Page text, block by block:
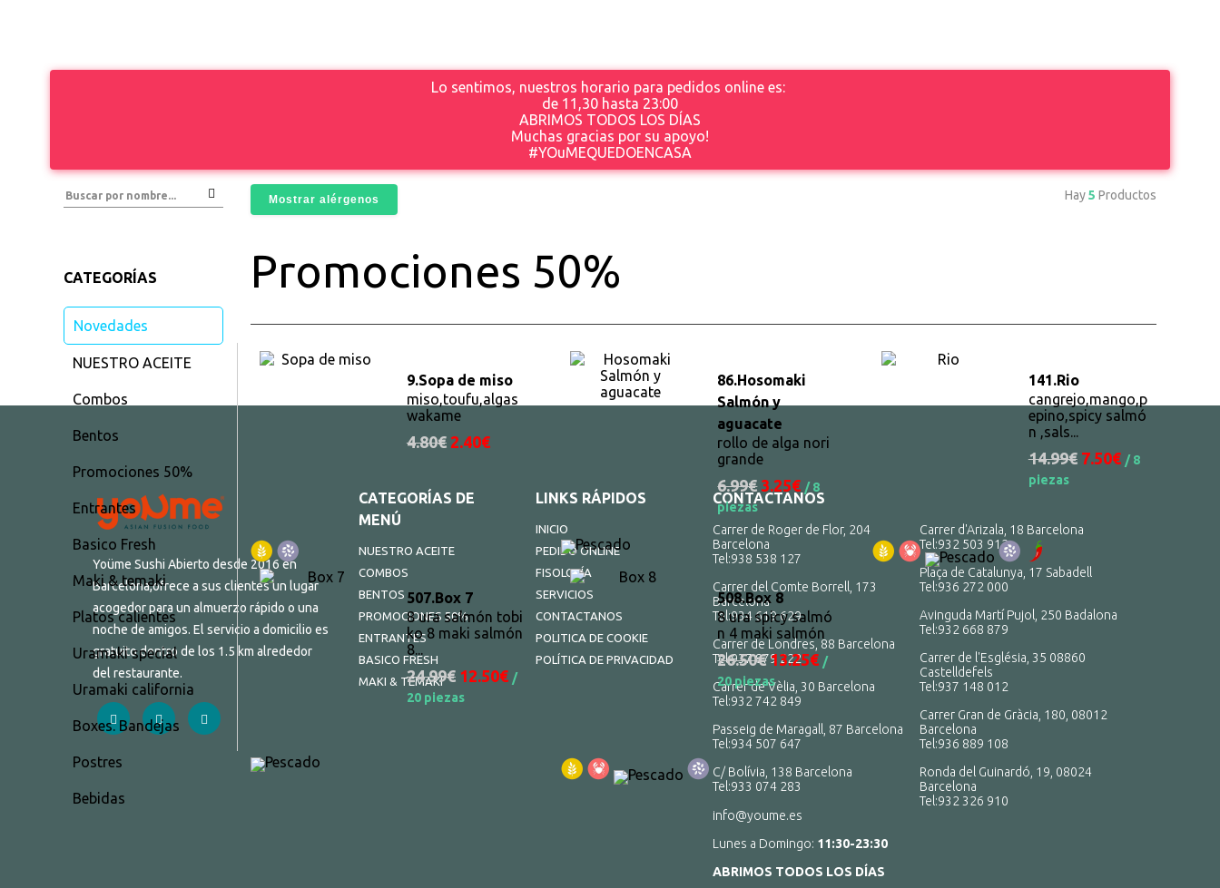
Lo sentimos, nuestros horario para pedidos online es:
de 11,30 hasta 23:00
ABRIMOS TODOS LOS DÍAS
Muchas gracias por su apoyo!
#YOuMEQUEDOENCASA
CATEGORÍAS
Novedades
NUESTRO ACEITE
Combos
Bentos
Promociones 50%
Entrantes
Basico Fresh
Maki & temaki
Platos calientes
Uramaki special
Uramaki california
Boxes. Bandejas
Postres
Bebidas
Mostrar alérgenos Hay5 Productos
Promociones 50%
9.Sopa de miso
miso,toufu,algas
wakame
4.80€ 2.40€
86.Hosomaki
Salmón y
aguacate
rollo de alga nori
grande
6.99€ 3.25€ / 8
piezas
141.Rio
cangrejo,mango,p
epino,spicy salmó
n ,sals...
14.99€ 7.50€ / 8
piezas
507.Box 7
8 ura salmón tobi
ko 8 maki salmón
8...
24.99€ 12.50€ /
20 piezas
508.Box 8
8 ura spicy salmó
n 4 maki salmón
26.50€ 13.25€ /
20 piezas
Yoüme Sushi Abierto desde 2016 en
Barcelona,ofrece a sus clientes un lugar
acogedor para un almuerzo rápido o una
noche de amigos. El servicio a domicilio es
gratuito dentro de los 1.5 km alrededor
del restaurante.
CATEGORÍAS DE
MENÚ
NUESTRO ACEITE
COMBOS
BENTOS
PROMOCIONES 50%
ENTRANTES
BASICO FRESH
MAKI & TEMAKI
LINKS RÁPIDOS
INICIO
PEDIDO ONLINE
FISOLOFÍA
SERVICIOS
CONTACTANOS
POLITICA DE COOKIE
POLÍTICA DE PRIVACIDAD
CONTACTANOS
Carrer de Roger de Flor, 204
Barcelona
Tel:938 538 127
Carrer del Comte Borrell, 173
Barcelona
Tel:934 619 629
Carrer de Londres, 88 Barcelona
Tel:937 879 222
Carrer de Vèlia, 30 Barcelona
Tel:932 742 849
Passeig de Maragall, 87 Barcelona
Tel:934 507 647
C/ Bolívia, 138 Barcelona
Tel:933 074 283
Carrer d'Arizala, 18 Barcelona
Tel:932 503 912
Plaça de Catalunya, 17 Sabadell
Tel:936 272 000
Avinguda Martí Pujol, 250 Badalona
Tel:932 668 879
Carrer de l'Església, 35 08860
Castelldefels
Tel:937 148 012
Carrer Gran de Gràcia, 180, 08012
Barcelona
Tel:936 889 108
Ronda del Guinardó, 19, 08024
Barcelona
Tel:932 326 910
info@youme.es
Lunes a Domingo: 11:30-23:30
ABRIMOS TODOS LOS DÍAS